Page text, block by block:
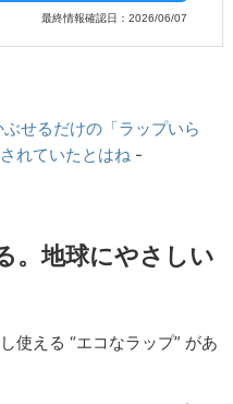
最終情報確認日：2026/06/07
せるだけの「ラップいら
れていたとはね -
。地球にやさしい
使える “エコなラップ” があ